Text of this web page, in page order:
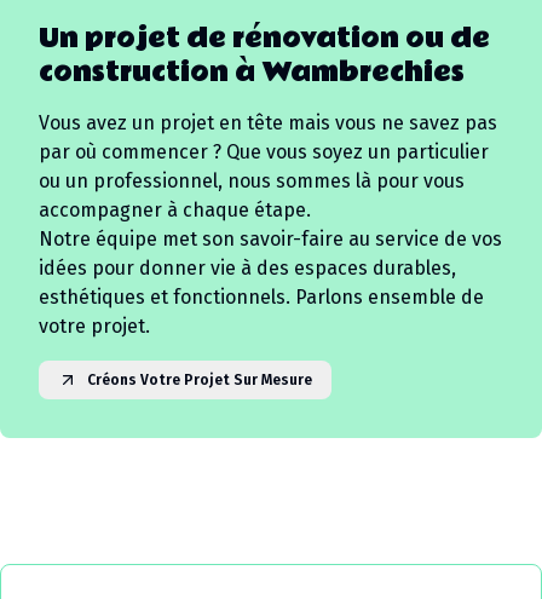
Un projet de rénovation ou de
construction àWambrechies
Vous avez un projet en tête mais vous ne savez pas
par où commencer ? Que vous soyez un particulier
ou un professionnel, nous sommes là pour vous
accompagner à chaque étape.
Notre équipe met son savoir-faire au service de vos
idées pour donner vie à des espaces durables,
esthétiques et fonctionnels. Parlons ensemble de
votre projet.
Créons Votre Projet Sur Mesure